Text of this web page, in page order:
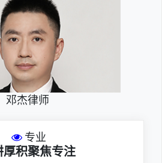
邓杰律师
专业
厚积聚焦专注